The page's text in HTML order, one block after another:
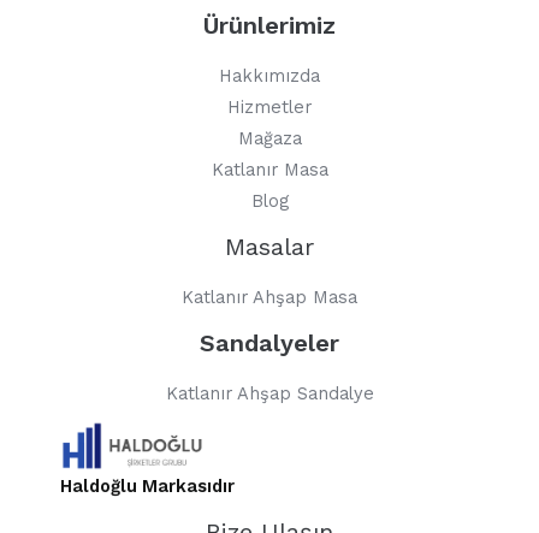
Ürünlerimiz
Hakkımızda
Hizmetler
Mağaza
Katlanır Masa
Blog
Masalar
Katlanır Ahşap Masa
Sandalyeler
Katlanır Ahşap Sandalye
Haldoğlu Markasıdır